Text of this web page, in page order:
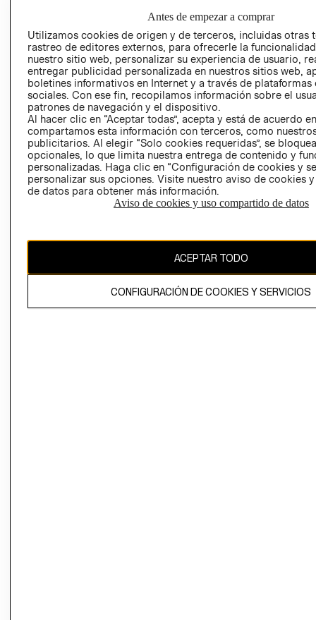
RESPONSABILIDAD
SOCIAL
PRENSA
RELACIÓN CON
INVERSIONISTAS
POLÍTICA
EMPRESARIAL
NUESTRAS
TIENDAS
- RETIRO EN
TIENDA
TÉRMINOS Y
AVISO DE
PRIVACIDAD
GIFT CARD
AVISO DE
COOKIES
Antes de empezar a comprar
Utilizamos cookies de origen y de terceros, incluidas otras
rastreo de editores externos, para ofrecerle la
nuestro sitio web, personalizar su experiencia de usuario,
entregar publicidad personalizada en nuestros sitios web,
boletines informativos en Internet y a través de plataformas
sociales. Con ese fin, recopilamos información sobre el
patrones de navegación y el dispositivo.
Al hacer clic en “Aceptar todas”, acepta y está de acuerdo
compartamos esta información con terceros, como
publicitarios. Al elegir “Solo cookies requeridas”, se
opcionales, lo que limita nuestra entrega de contenido y
personalizadas. Haga clic en “Configuración de cookies y
personalizar sus opciones. Visite nuestro aviso de cookies
de datos para obtener más información.
Aviso de cookies y uso compartido de datos
ACEPTAR TODO
CONFIGURACIÓN DE COOKIES Y SERVICIOS